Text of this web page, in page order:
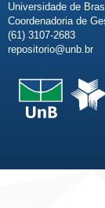
Universidade de
Coordenadoria de
(61) 3107-2683
repositorio@unb.br